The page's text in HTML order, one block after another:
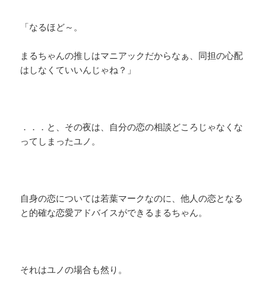
「なるほど～。
まるちゃんの推しはマニアックだからなぁ、同担の心配
はしなくていいんじゃね？」
．．．と、その夜は、自分の恋の相談どころじゃなくな
ってしまったユノ。
自身の恋については若葉マークなのに、他人の恋となる
と的確な恋愛アドバイスができるまるちゃん。
それはユノの場合も然り。